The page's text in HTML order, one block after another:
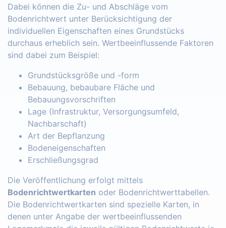
Dabei können die Zu- und Abschläge vom
Bodenrichtwert unter Berücksichtigung der
individuellen Eigenschaften eines Grundstücks
durchaus erheblich sein. Wertbeeinflussende Faktoren
sind dabei zum Beispiel:
Grundstücksgröße und -form
Bebauung, bebaubare Fläche und
Bebauungsvorschriften
Lage (Infrastruktur, Versorgungsumfeld,
Nachbarschaft)
Art der Bepflanzung
Bodeneigenschaften
Erschließungsgrad
Die Veröffentlichung erfolgt mittels
Bodenrichtwertkarten oder Bodenrichtwerttabellen.
Die Bodenrichtwertkarten sind spezielle Karten, in
denen unter Angabe der wertbeeinflussenden